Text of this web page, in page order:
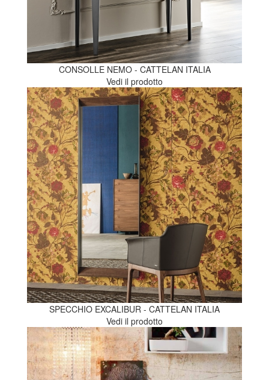
CONSOLLE NEMO - CATTELAN ITALIA
Vedi il prodotto
SPECCHIO EXCALIBUR - CATTELAN ITALIA
Vedi il prodotto